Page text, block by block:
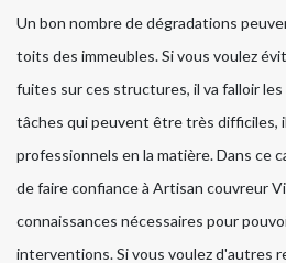
Un bon nombre de dégradations
toits des immeubles. Si vous voulez
fuites sur ces structures, il va falloir
tâches qui peuvent être très difficiles,
professionnels en la matière. Dans ce
de faire confiance à Artisan couvreur
connaissances nécessaires pour
interventions. Si vous voulez d'autres